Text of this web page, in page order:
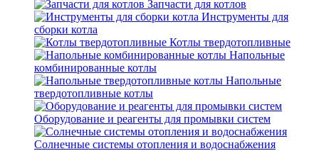
Запчасти для котлов
Инструменты для
сборки котла
Котлы твердотопливные
Напольные
комбинированные котлы
Напольные
твердотопливные котлы
Оборудование и реагенты для промывки систем
Солнечные системы отопления и водоснабжения